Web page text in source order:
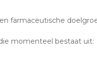
farmaceutische
momenteel bestaat uit: